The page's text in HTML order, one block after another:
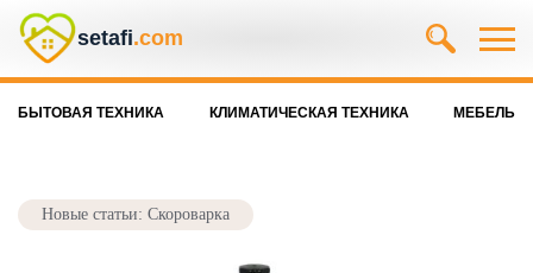
setafi.com
БЫТОВАЯ ТЕХНИКА КЛИМАТИЧЕСКАЯ ТЕХНИКА МЕБЕЛЬ
Новые статьи: Скороварка